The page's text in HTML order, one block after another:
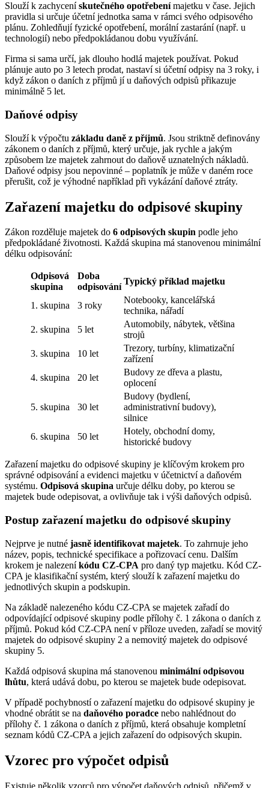
Slouží k zachycenískutečného opotřebenímajetku v čase. Jejich
pravidla si určuje účetní jednotka sama v rámci svého odpisového
plánu. Zohledňují fyzické opotřebení, morální zastarání (např. u
technologií) nebo předpokládanou dobu využívání.
Firma si sama určí, jak dlouho hodlá majetek používat. Pokud
plánuje auto po 3 letech prodat, nastaví si účetní odpisy na 3 roky, i
když zákon o daních z příjmů jí u daňových odpisů přikazuje
minimálně 5 let.
Daňové odpisy
Slouží k výpočtu základu daně z příjmů. Jsou striktně definovány
zákonem o daních z příjmů, který určuje, jak rychle a jakým
způsobem lze majetek zahrnout do daňově uznatelných nákladů.
Daňové odpisy jsou nepovinné – poplatník je může v daném roce
přerušit, což je výhodné například při vykázání daňové ztráty.
Zařazení majetku do odpisové skupiny
Zákon rozděluje majetek do 6 odpisových skupin podle jeho
předpokládané životnosti. Každá skupina má stanovenou minimální
délku odpisování:
Odpisová
skupina
Doba
odpisování
Typický příklad majetku
1. skupina 3 roky
Notebooky, kancelářská
technika, nářadí
2. skupina
5 let
Automobily, nábytek, většina
strojů
3. skupina
10 let
Trezory, turbíny, klimatizační
zařízení
4. skupina
20 let
Budovy ze dřeva a plastu,
oplocení
5. skupina 30 let
Budovy (bydlení,
administrativní budovy),
silnice
6. skupina
50 let
Hotely, obchodní domy,
historické budovy
Zařazení majetku do odpisové skupiny je klíčovým krokem pro
správné odpisování a evidenci majetku v účetnictví a daňovém
systému. Odpisová skupina určuje délku doby, po kterou se
majetek bude odepisovat, a ovlivňuje tak i výši daňových odpisů.
Postup zařazení majetku do odpisové skupiny
Nejprve je nutné jasně identifikovat majetek. To zahrnuje jeho
název, popis, technické specifikace a pořizovací cenu. Dalším
krokem je nalezeníkódu CZ-CPA pro daný typ majetku. Kód CZ-
CPA je klasifikační systém, který slouží k zařazení majetku do
jednotlivých skupin a podskupin.
Na základě nalezeného kódu CZ-CPA se majetek zařadí do
odpovídající odpisové skupiny podle přílohy č. 1 zákona o daních z
příjmů. Pokud kód CZ-CPA není v příloze uveden, zařadí se movitý
majetek do odpisové skupiny 2 a nemovitý majetek do odpisové
skupiny 5.
Každá odpisová skupina má stanovenou minimální odpisovou
lhůtu, která udává dobu, po kterou se majetek bude odepisovat.
V případě pochybností o zařazení majetku do odpisové skupiny je
vhodné obrátit se na daňového poradce nebo nahlédnout do
přílohy č. 1 zákona o daních z příjmů, která obsahuje kompletní
seznam kódů CZ-CPA a jejich zařazení do odpisových skupin.
Vzorec pro výpočet odpisů
Existuje několik vzorců pro výpočet daňových odpisů, přičemž v